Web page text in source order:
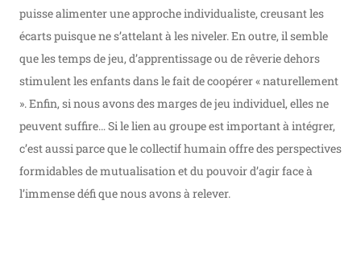
puisse alimenter une approche individualiste, creusant les
écarts puisque ne s’attelant à les niveler. En outre, il semble
que les temps de jeu, d’apprentissage ou de rêverie dehors
stimulent les enfants dans le fait de coopérer « naturellement
». Enfin, si nous avons des marges de jeu individuel, elles ne
peuvent suffire… Si le lien au groupe est important à intégrer,
c’est aussi parce que le collectif humain offre des perspectives
formidables de mutualisation et du pouvoir d’agir face à
l’immense défi que nous avons à relever.